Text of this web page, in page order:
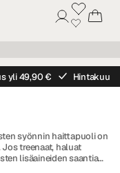
yli 49,90 €
Hintakuu
syönnin haittapuoli on
treenaat, haluat
lisäaineiden saantia